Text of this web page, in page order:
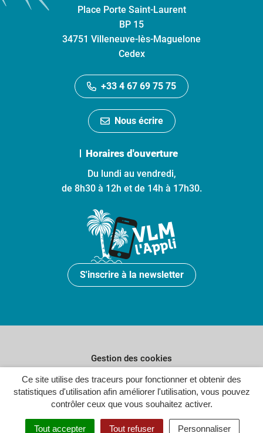
Ce site utilise des traceurs pour fonctionner et obtenir des
statistiques d'utilisation afin améliorer l'utilisation, vous pouvez
contrôler ceux que vous souhaitez activer.
Tout accepter Tout refuser Personnaliser
Place Porte Saint-Laurent
BP 15
34751 Villeneuve-lès-Maguelone
Cedex
+33 4 67 69 75 75
Nous écrire
Horaires d'ouverture
Du lundi au vendredi,
de 8h30 à 12h et de 14h à 17h30.
S'inscrire à la newsletter
Gestion des cookies
Plan du site
Politique de confidentialité
Crédits